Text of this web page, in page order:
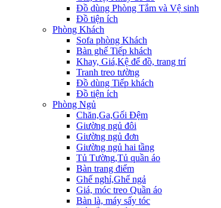
Đồ dùng Phòng Tắm và Vệ sinh
Đồ tiện ích
Phòng Khách
Sofa phòng Khách
Bàn ghế Tiếp khách
Khay, Giá,Kệ để đồ, trang trí
Tranh treo tường
Đồ dùng Tiếp khách
Đồ tiện ích
Phòng Ngủ
Chăn,Ga,Gối Đệm
Giường ngủ đôi
Giường ngủ đơn
Giường ngủ hai tầng
Tủ Tường,Tủ quần áo
Bàn trang điểm
Ghế nghỉ,Ghế ngả
Giá, móc treo Quần áo
Bàn là, máy sấy tóc